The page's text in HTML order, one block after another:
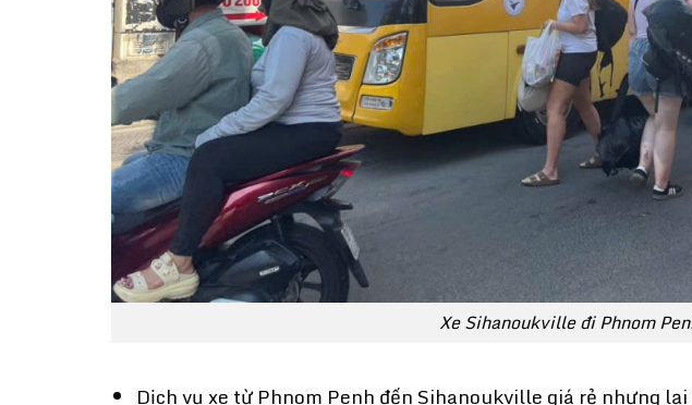
Xe Sihanoukville đi Phnom
Dịch vụ xe từ Phnom Penh đến Sihanoukville giá rẻ nhưng